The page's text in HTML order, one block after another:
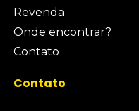
Revenda
Onde encontrar?
Contato
Contato